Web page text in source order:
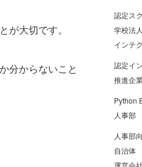
大切です。
分からないこと
認定ス
学校法人
インテ
認定イ
推進企
Python
人事部
人事部
自治体
運営会社